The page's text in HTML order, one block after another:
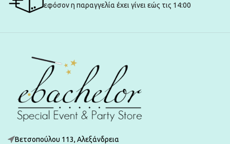
εφόσον η παραγγελία έχει γίνει εώς τις 14:00
Βετσοπούλου 113, Αλεξάνδρεια